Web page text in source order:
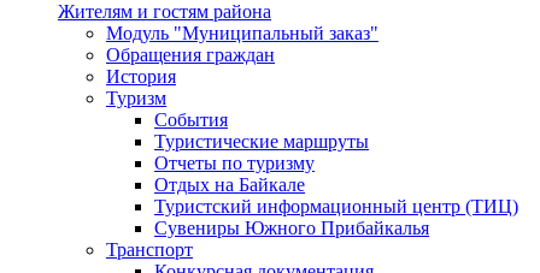
Жителям и гостям района
Модуль "Муниципальный заказ"
Обращения граждан
История
Туризм
События
Туристические маршруты
Отчеты по туризму
Отдых на Байкале
Туристский информационный центр (ТИЦ)
Сувениры Южного Прибайкалья
Транспорт